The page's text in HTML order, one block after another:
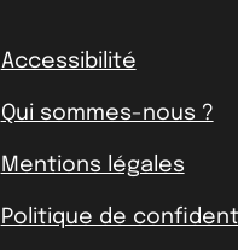
Accessibilité
Qui sommes-nous ?
Mentions légales
Politique de